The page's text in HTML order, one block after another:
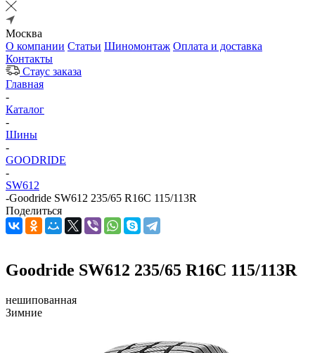
Москва
О компании Статьи Шиномонтаж Оплата и доставка
Контакты
Стаус заказа
Главная
-
Каталог
-
Шины
-
GOODRIDE
-
SW612
-Goodride SW612 235/65 R16C 115/113R
Поделиться
Goodride SW612 235/65 R16C 115/113R
нешипованная
Зимние